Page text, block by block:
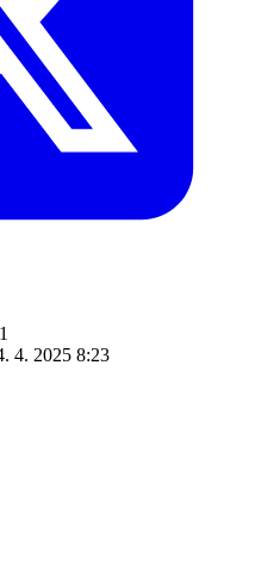
4. 2025 8:23